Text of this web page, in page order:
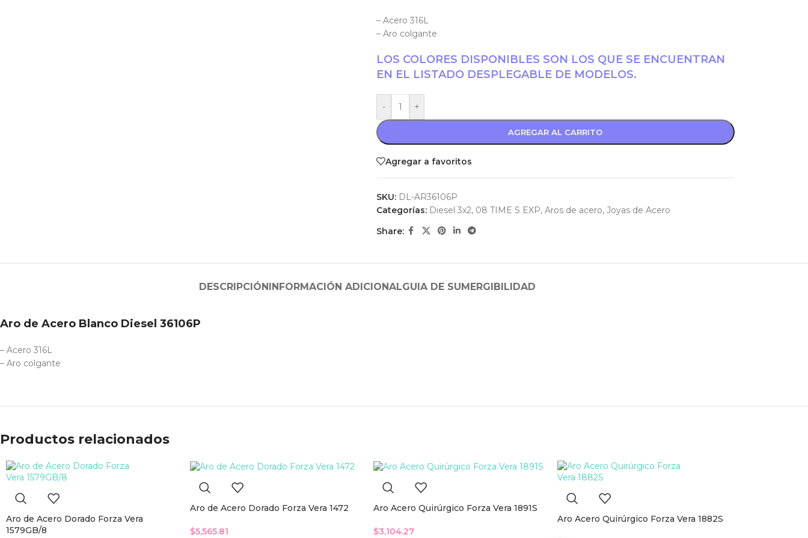
– Acero 316L
– Aro colgante
LOS COLORES DISPONIBLES SON LOS QUE SE ENCUENTRAN
EN EL LISTADO DESPLEGABLE DE MODELOS.
- +
AGREGAR AL CARRITO
Agregar a favoritos
SKU: DL-AR36106P
Categorías: Diesel 3x2, 08 TIME S EXP, Aros de acero, Joyas de Acero
Share:
DESCRIPCIÓNINFORMACIÓN ADICIONALGUIA DE SUMERGIBILIDAD
Aro de Acero Blanco Diesel 36106P
– Acero 316L
– Aro colgante
Productos relacionados
Aro de Acero Dorado Forza Vera
1579GB/8
Aro de Acero Dorado Forza Vera 1472
$5,565.81
Aro Acero Quirúrgico Forza Vera 1891S
$3,104.27
Aro Acero Quirúrgico Forza Vera 1882S